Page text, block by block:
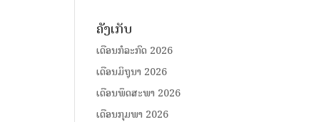
ຄັງເກັບ
ເດືອນກໍລະກົດ 2026
ເດືອນມິຖຸນາ 2026
ເດືອນພຶດສະພາ 2026
ເດືອນກຸມພາ 2026